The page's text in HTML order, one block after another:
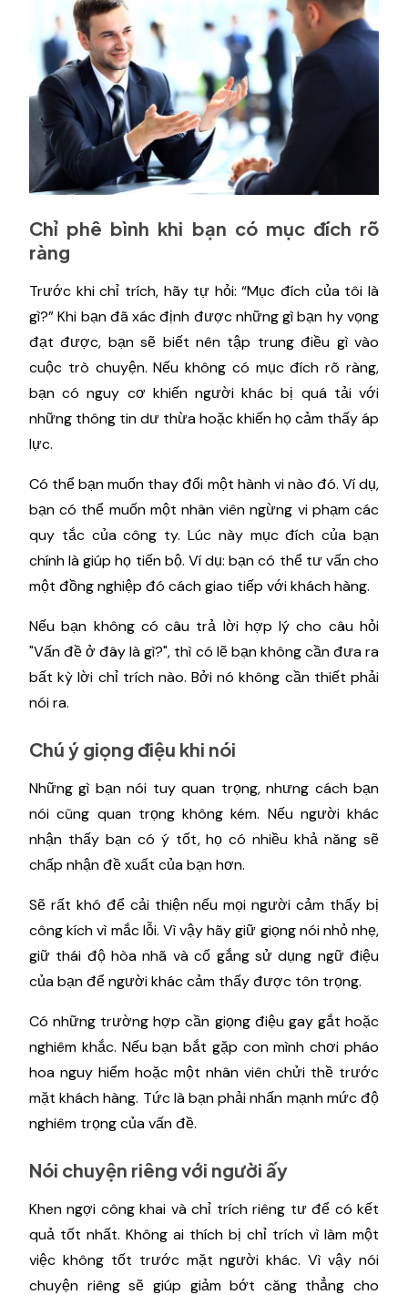
Chỉ phê bình khi bạn có mục đích rõ
ràng
Trước khi chỉ trích, hãy tự hỏi: “Mục đích của tôi là
gì?” Khi bạn đã xác định được những gì bạn hy vọng
đạt được, bạn sẽ biết nên tập trung điều gì vào
cuộc trò chuyện. Nếu không có mục đích rõ ràng,
bạn có nguy cơ khiến người khác bị quá tải với
những thông tin dư thừa hoặc khiến họ cảm thấy áp
lực.
Có thể bạn muốn thay đổi một hành vi nào đó. Ví dụ,
bạn có thể muốn một nhân viên ngừng vi phạm các
quy tắc của công ty. Lúc này mục đích của bạn
chính là giúp họ tiến bộ. Ví dụ: bạn có thể tư vấn cho
một đồng nghiệp đó cách giao tiếp với khách hàng.
Nếu bạn không có câu trả lời hợp lý cho câu hỏi
"Vấn đề ở đây là gì?", thì có lẽ bạn không cần đưa ra
bất kỳ lời chỉ trích nào. Bởi nó không cần thiết phải
nói ra.
Chú ý giọng điệu khi nói
Những gì bạn nói tuy quan trọng, nhưng cách bạn
nói cũng quan trọng không kém. Nếu người khác
nhận thấy bạn có ý tốt, họ có nhiều khả năng sẽ
chấp nhận đề xuất của bạn hơn.
Sẽ rất khó để cải thiện nếu mọi người cảm thấy bị
công kích vì mắc lỗi. Vì vậy hãy giữ giọng nói nhỏ nhẹ,
giữ thái độ hòa nhã và cố gắng sử dụng ngữ điệu
của bạn để người khác cảm thấy được tôn trọng.
Có những trường hợp cần giọng điệu gay gắt hoặc
nghiêm khắc. Nếu bạn bắt gặp con mình chơi pháo
hoa nguy hiểm hoặc một nhân viên chửi thề trước
mặt khách hàng. Tức là bạn phải nhấn mạnh mức độ
nghiêm trọng của vấn đề.
Nói chuyện riêng với người ấy
Khen ngợi công khai và chỉ trích riêng tư để có kết
quả tốt nhất. Không ai thích bị chỉ trích vì làm một
việc không tốt trước mặt người khác. Vì vậy nói
chuyện riêng sẽ giúp giảm bớt căng thẳng cho